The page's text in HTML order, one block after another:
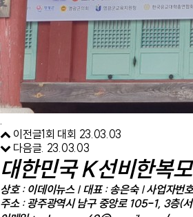
이전글1회 대회 23.03.03
다음글 23.03.03
대한민국 K선비한복
상호 : 이데이뉴스 | 대표 : 송은숙 | 사업자
주소 : 광주광역시 남구 중앙로 105-1, 3층(